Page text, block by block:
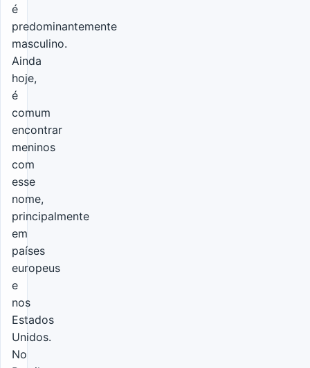
é
predominantemente
masculino.
Ainda
hoje,
é
comum
encontrar
meninos
com
esse
nome,
principalmente
em
países
europeus
e
nos
Estados
Unidos.
No